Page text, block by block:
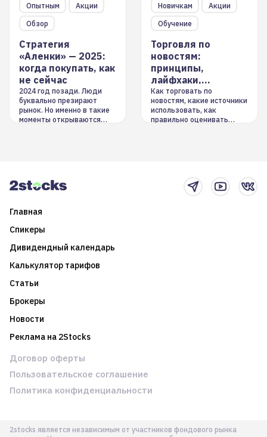
Опытным
Акции
Обзор
Стратегия
«Аленки» — 2025:
когда покупать, как
не сейчас
2024 год позади. Люди
буквально презирают
рынок. Но именно в такие
моменты открываются
Новичкам
Акции
Обучение
Торговля по
новостям:
принципы,
лайфхаки,
инструменты
Как торговать по
новостям, какие источники
использовать, как
правильно оценивать
Главная
Спикеры
Дивидендный календарь
Калькулятор тарифов
Статьи
Брокеры
Новости
Реклама на 2Stocks
2stocks является независимым от участников фондового рынка
Договор оферты
Пользовательское соглашение
Политика конфиденциальности